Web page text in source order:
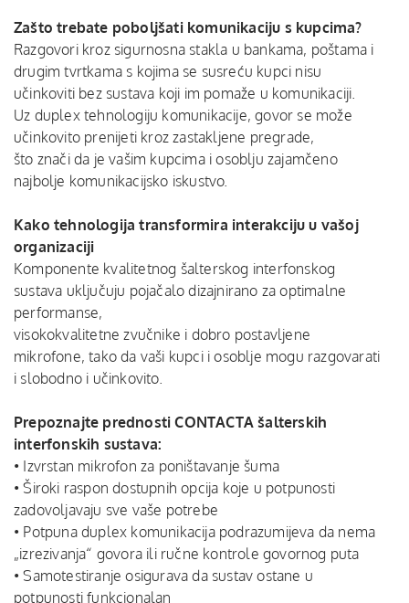
Zašto trebate poboljšati komunikaciju s kupcima?
Razgovori kroz sigurnosna stakla u bankama, poštama i
drugim tvrtkama s kojima se susreću kupci nisu
učinkoviti bez sustava koji im pomaže u komunikaciji.
Uz duplex tehnologiju komunikacije, govor se može
učinkovito prenijeti kroz zastakljene pregrade,
što znači da je vašim kupcima i osoblju zajamčeno
najbolje komunikacijsko iskustvo.
Kako tehnologija transformira interakciju u vašoj
organizaciji
Komponente kvalitetnog šalterskog interfonskog
sustava uključuju pojačalo dizajnirano za optimalne
performanse,
visokokvalitetne zvučnike i dobro postavljene
mikrofone, tako da vaši kupci i osoblje mogu razgovarati
i slobodno i učinkovito.
Prepoznajte prednosti CONTACTA šalterskih
interfonskih sustava:
• Izvrstan mikrofon za poništavanje šuma
• Široki raspon dostupnih opcija koje u potpunosti
zadovoljavaju sve vaše potrebe
• Potpuna duplex komunikacija podrazumijeva da nema
„izrezivanja“ govora ili ručne kontrole govornog puta
• Samotestiranje osigurava da sustav ostane u
potpunosti funkcionalan